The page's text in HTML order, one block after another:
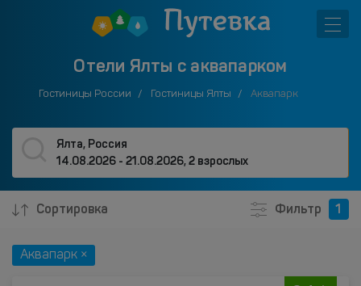
Отели Ялты с аквапарком
Гостиницы России Гостиницы Ялты Аквапарк
Ялта, Россия
14.08.2026 - 21.08.2026,2 взрослых
Сортировка Фильтр 1
Аквапарк ×